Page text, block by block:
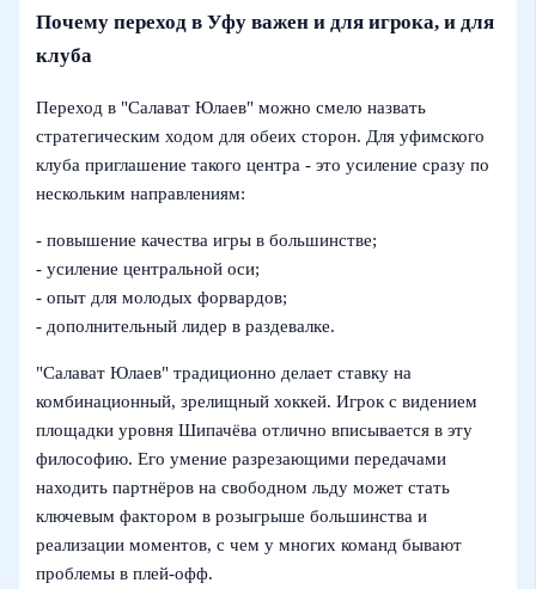
Почему переход в Уфу важен и для игрока, и для
клуба
Переход в "Салават Юлаев" можно смело назвать
стратегическим ходом для обеих сторон. Для уфимского
клуба приглашение такого центра - это усиление сразу по
нескольким направлениям:
- повышение качества игры в большинстве;
- усиление центральной оси;
- опыт для молодых форвардов;
- дополнительный лидер в раздевалке.
"Салават Юлаев" традиционно делает ставку на
комбинационный, зрелищный хоккей. Игрок с видением
площадки уровня Шипачёва отлично вписывается в эту
философию. Его умение разрезающими передачами
находить партнёров на свободном льду может стать
ключевым фактором в розыгрыше большинства и
реализации моментов, с чем у многих команд бывают
проблемы в плей‑офф.